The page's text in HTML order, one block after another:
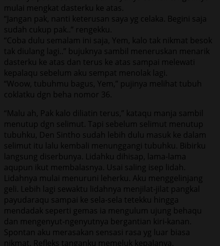
mulai mengkat dasterku ke atas.
“Jangan pak, nanti keterusan saya yg celaka. Begini saja
sudah cukup pak..” rengekku.
“Coba dulu semalam ini saja, Yem, kalo tak nikmat besok
tak diulang lagi..” bujuknya sambil meneruskan menarik
dasterku ke atas dan terus ke atas sampai melewati
kepalaqu sebelum aku sempat menolak lagi.
“Woow, tubuhmu bagus, Yem,” pujinya melihat tubuh
coklatku dgn beha nomor 36.
“Malu ah, Pak kalo diliatin terus,” kataqu manja sambil
menutup dgn selimut. Tapi sebelum selimut menutup
tubuhku, Den Sintho sudah lebih dulu masuk ke dalam
selimut itu lalu kembali menunggangi tubuhku. Bibirku
langsung diserbunya. Lidahku dihisap, lama-lama
aqupun ikut membalasnya. Usai saling isep lidah.
Lidahnya mulai menuruni leherku. Aku menggelinjang
geli. Lebih lagi sewaktu lidahnya menjilat-jilat pangkal
payudaraqu sampai ke sela-sela tetekku hingga
mendadak seperti gemas ia mengulum ujung behaqu
dan mengenyut-ngenyutnya bergantian kiri-kanan.
Spontan aku merasakan sensasi rasa yg luar biasa
nikmat. Refleks tanganku memeluk kepalanya.